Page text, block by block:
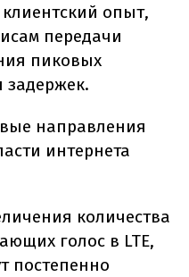
опыт,
передачи
пиковых
задержек.
направления
интернета
количества
голос в LTE,
постепенно